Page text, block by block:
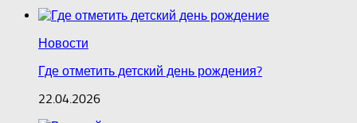
Новости
Где отметить детский день рождения?
22.04.2026